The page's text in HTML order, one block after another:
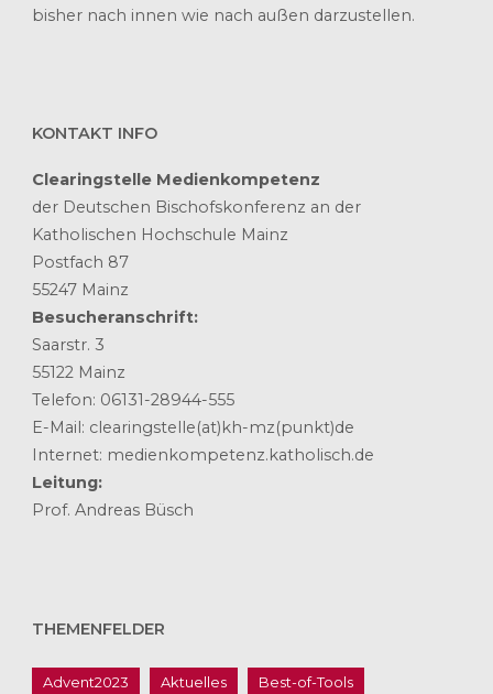
bisher nach innen wie nach außen darzustellen.
KONTAKT INFO
Clearingstelle Medienkompetenz
der Deutschen Bischofskonferenz an der
Katholischen Hochschule Mainz
Postfach 87
55247 Mainz
Besucheranschrift:
Saarstr. 3
55122 Mainz
Telefon: 06131-28944-555
E-Mail: clearingstelle(at)kh-mz(punkt)de
Internet: medienkompetenz.katholisch.de
Leitung:
Prof. Andreas Büsch
THEMENFELDER
Advent2023 Aktuelles Best-of-Tools